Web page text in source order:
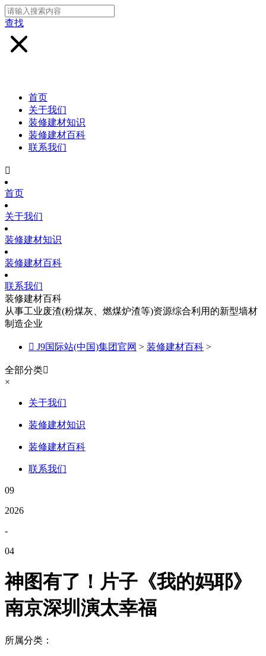
查找
首页
关于我们
装修建材知识
装修建材百科
联系我们

首页
关于我们
装修建材知识
装修建材百科
联系我们
装修建材百科
从事工业废渣(粉煤灰、燃煤炉渣等)资源综合利用的新型墙材
制造企业
 J9国际站(中国)集团官网 > 装修建材百科 >
全部分类
×
关于我们
装修建材知识
装修建材百科
联系我们
09
2026
-
04
神图有了！片子《我的妈耶》
南京深圳演太幸福
所属分类：